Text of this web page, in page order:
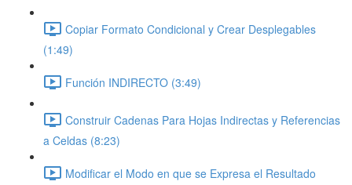
Copiar Formato Condicional y Crear Desplegables
(1:49)
Función INDIRECTO (3:49)
Construir Cadenas Para Hojas Indirectas y Referencias
a Celdas (8:23)
Modificar el Modo en que se Expresa el Resultado